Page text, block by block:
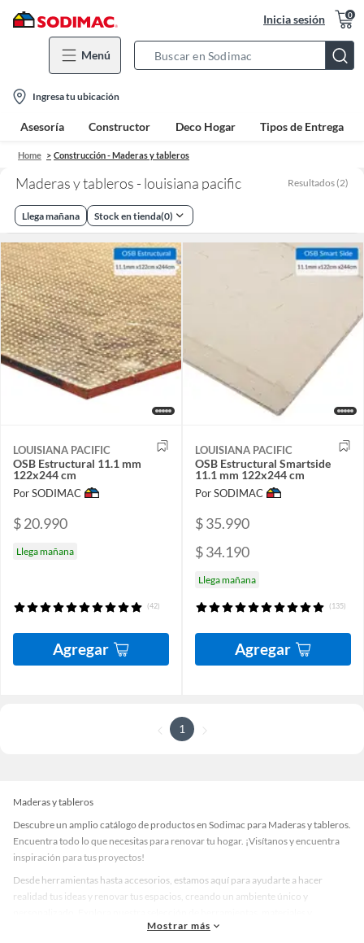
Inicia sesión 0
Menú
Bar
location-
icon
Ingresa tu ubicación
Asesoría Constructor Deco Hogar Tipos de Entrega
Home Construcción - Maderas y tableros
Maderas y tableros - louisiana pacific Resultados (2)
Llega mañana Stock en tienda(0)
LOUISIANA PACIFIC
OSB Estructural 11.1 mm
122x244 cm
Por SODIMAC
$ 20.990
Llega mañana
(42)
Agregar
LOUISIANA PACIFIC
OSB Estructural Smartside
11.1 mm 122x244 cm
Por SODIMAC
$ 35.990
$ 34.190
Llega mañana
(135)
Agregar
1
Maderas y tableros
Descubre un amplio catálogo de productos en Sodimac para Maderas y tableros.
Encuentra todo lo que necesitas para renovar tu hogar. ¡Visítanos y encuentra
inspiración para tus proyectos!
Desde herramientas hasta accesorios, estamos aquí para ayudarte a hacer
realidad tus ideas y renovar tus espacios, creando un ambiente único y
accesorios de calidad que te ayudarán a crear un espacio más tú.
Mostrar más